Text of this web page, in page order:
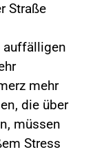
Straße
auffälligen
mehr
die über
müssen
Stress